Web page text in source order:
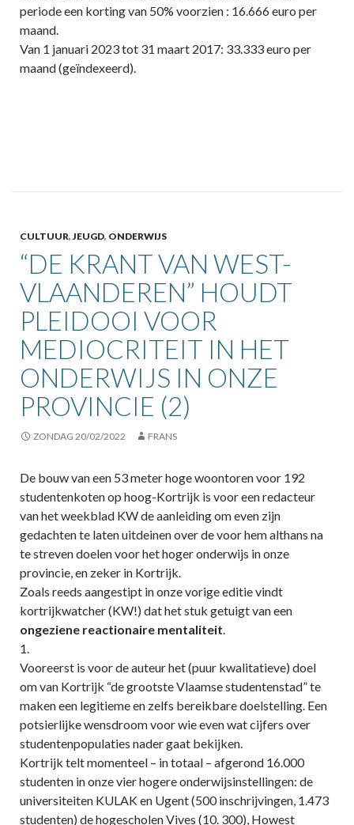
periode een korting van 50% voorzien : 16.666 euro per
maand.
Van 1 januari 2023 tot 31 maart 2017: 33.333 euro per
maand (geïndexeerd).
CULTUUR,JEUGD, ONDERWIJS
“DE KRANT VAN WEST-
VLAANDEREN” HOUDT
PLEIDOOI VOOR
MEDIOCRITEIT IN HET
ONDERWIJS IN ONZE
PROVINCIE (2)
ZONDAG 20/02/2022 FRANS
De bouw van een 53 meter hoge woontoren voor 192
studentenkoten op hoog-Kortrijk is voor een redacteur
van het weekblad KW de aanleiding om even zijn
gedachten te laten uitdeinen over de voor hem althans na
te streven doelen voor het hoger onderwijs in onze
provincie, en zeker in Kortrijk.
Zoals reeds aangestipt in onze vorige editie vindt
kortrijkwatcher (KW!) dat het stuk getuigt van een
ongeziene reactionaire mentaliteit.
1.
Vooreerst is voor de auteur het (puur kwalitatieve) doel
om van Kortrijk “de grootste Vlaamse studentenstad” te
maken een legitieme en zelfs bereikbare doelstelling. Een
potsierlijke wensdroom voor wie even wat cijfers over
studentenpopulaties nader gaat bekijken.
Kortrijk telt momenteel – in totaal – afgerond 16.000
studenten in onze vier hogere onderwijsinstellingen: de
universiteiten KULAK en Ugent (500 inschrijvingen, 1.473
studenten) de hogescholen Vives (10. 300), Howest